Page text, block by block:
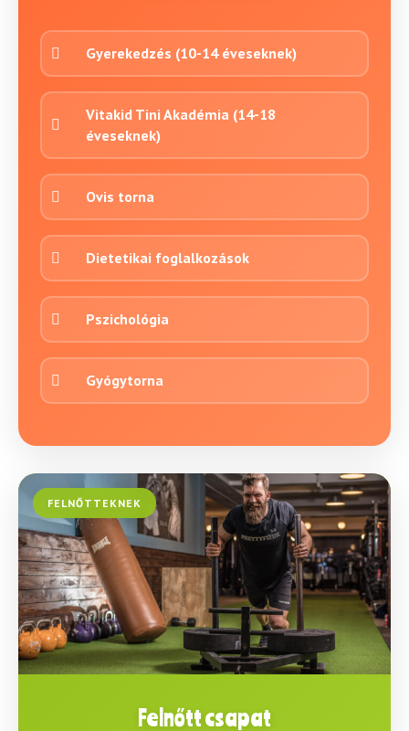
Gyerekedzés (10-14 éveseknek)
Vitakid Tini Akadémia (14-18
éveseknek)
Ovis torna
Dietetikai foglalkozások
Pszichológia
Gyógytorna
FELNŐTTEKNEK
Felnőtt csapat